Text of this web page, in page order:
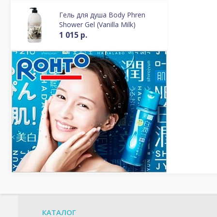
Гель для душа Body Phren
Shower Gel (Vanilla Milk)
1 015 р.
КАТАЛОГ